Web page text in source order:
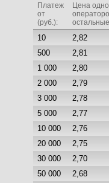
Платеж
от
(руб.):
Цена
10
2,82
500
2,81
1 000
2,80
2 000
2,79
3 000
2,78
5 000
2,77
10 000
2,76
20 000
2,75
30 000
2,70
50 000
2,68